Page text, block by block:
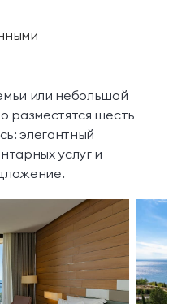
или небольшой
разместятся шесть
элегантный
услуг и